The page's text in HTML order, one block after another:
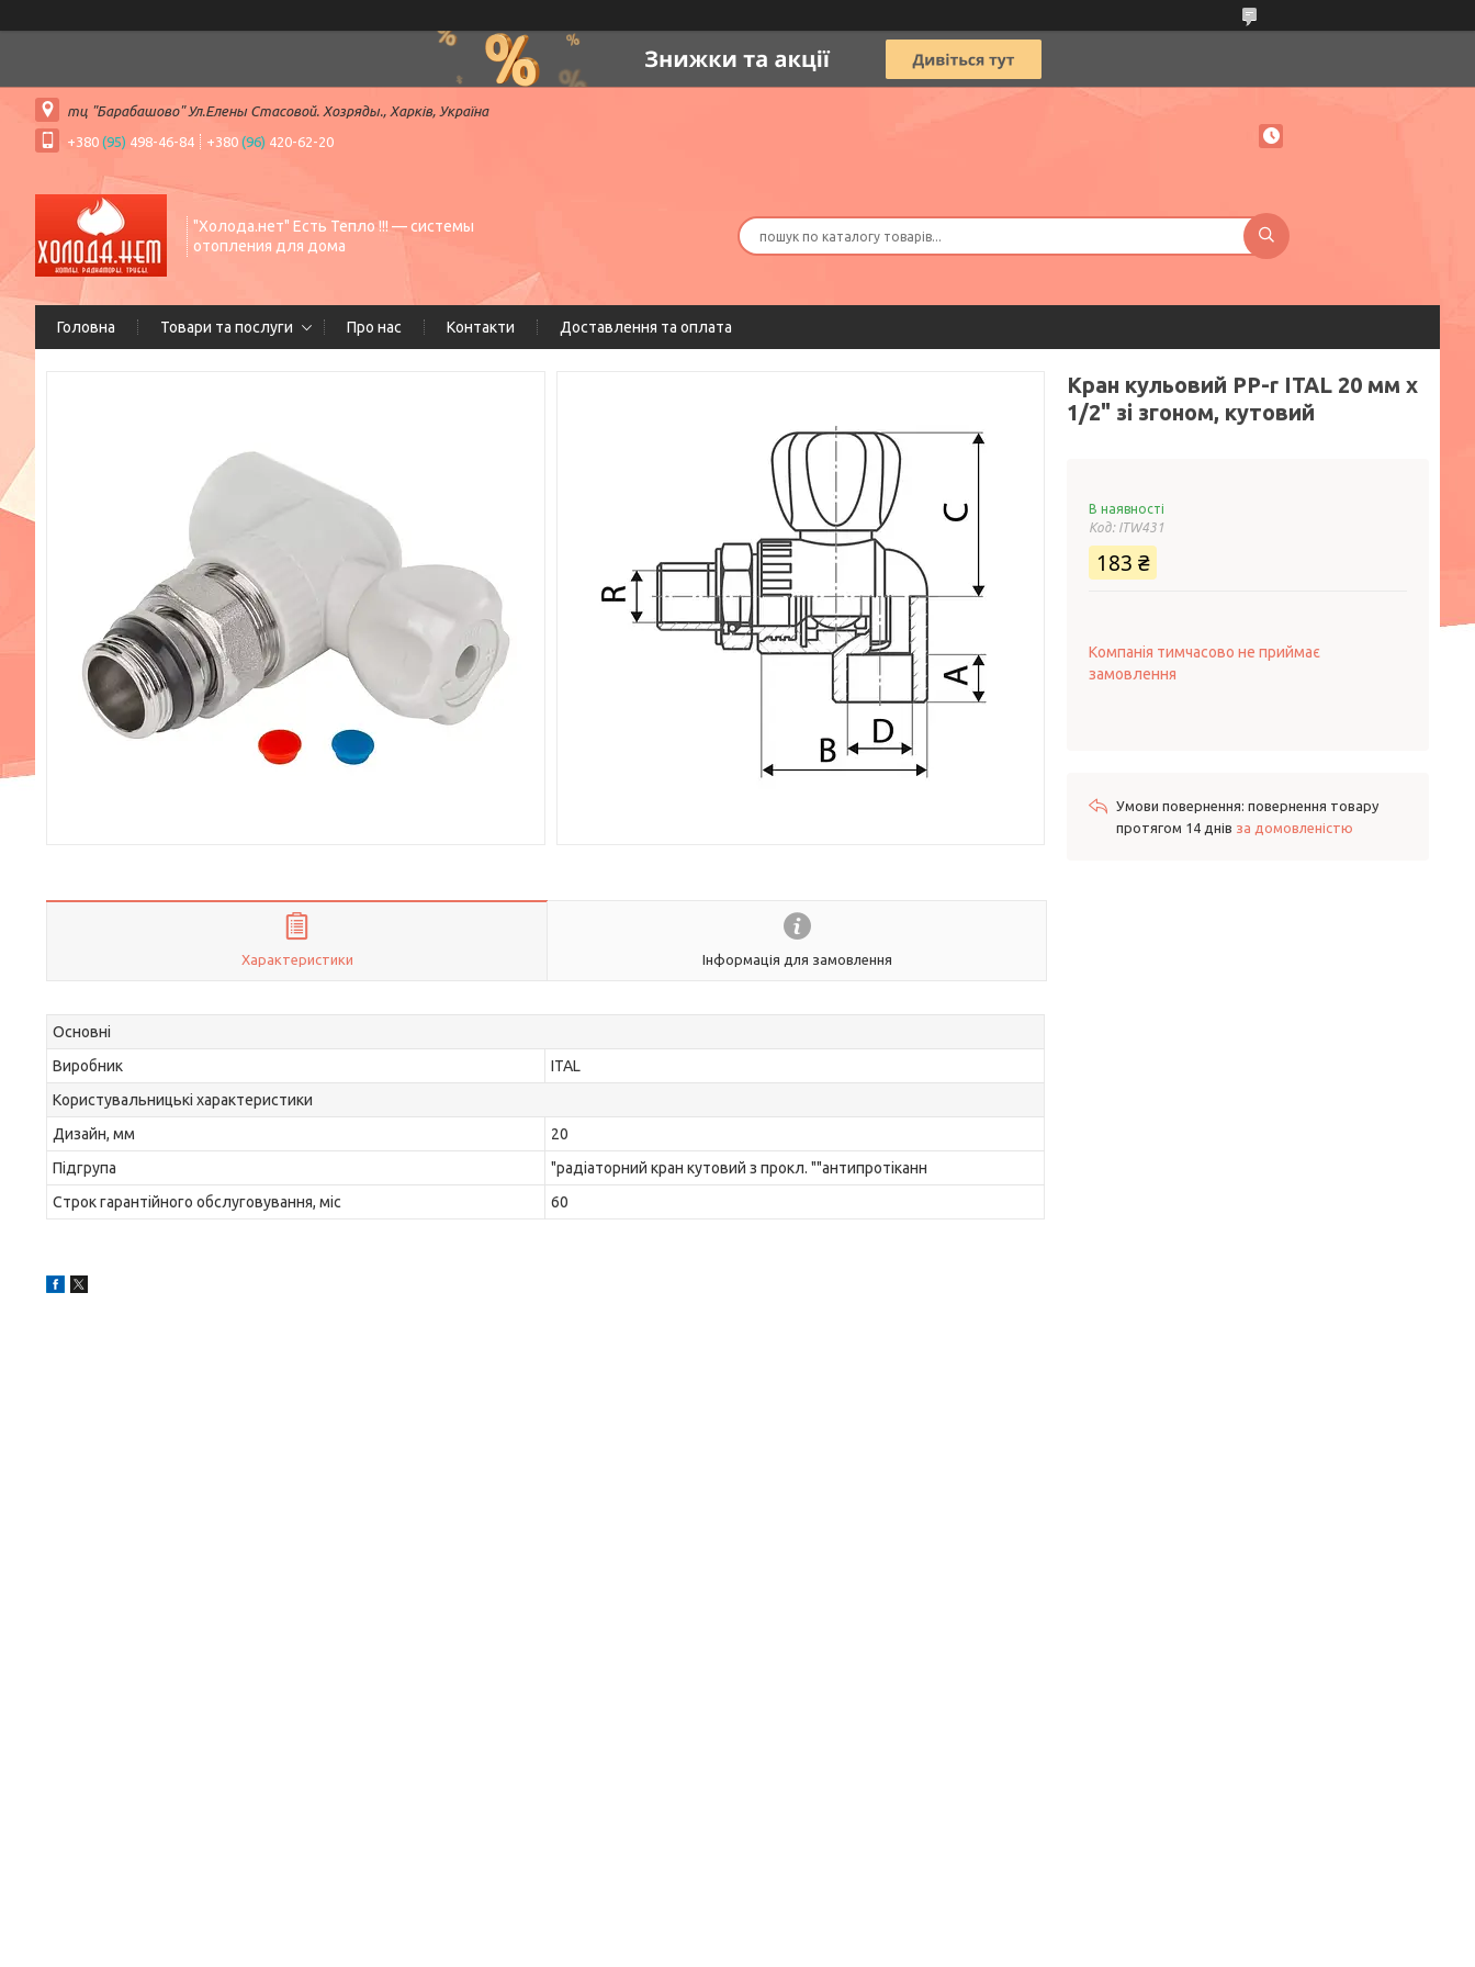
тц "Барабашово" Ул.Елены Стасовой. Хозряды., Харків, Україна
+380 (95) 498-46-84 +380 (96) 420-62-20
"Холода.нет" Есть Тепло !!! — системы
отопления для дома
Головна Товари та послуги Про нас Контакти Доставлення та оплата
Характеристики Інформація для замовлення
Основні
Виробник
ITAL
Користувальницькі характеристики
Дизайн, мм
20
Підгрупа
"радіаторний кран кутовий з прокл. ""антипротіканн
Строк гарантійного обслуговування, міс
60
Кран кульовий PP-r ITAL 20 мм х
1/2" зі згоном, кутовий
В наявності
Код: ITW431
183 ₴
Компанія тимчасово не приймає
замовлення
повернення товару
протягом 14 днів за домовленістю